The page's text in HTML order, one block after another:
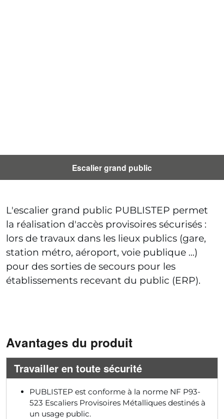
Escalier grand public
L'escalier grand public PUBLISTEP permet
la réalisation d'accès provisoires sécurisés :
lors de travaux dans les lieux publics (gare,
station métro, aéroport, voie publique ...)
pour des sorties de secours pour les
établissements recevant du public (ERP).
Avantages du produit
Travailler en toute sécurité
PUBLISTEP est conforme à la norme NF P93-
523 Escaliers Provisoires Métalliques destinés à
un usage public.